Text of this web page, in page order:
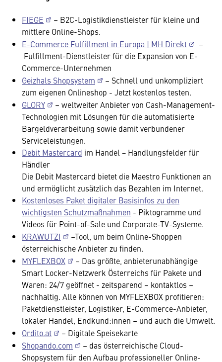
FIEGE
– B2C-Logistikdienstleister für kleine und
mittlere Online-Shops.
E-Commerce Fulfillment in Europa | MH Direkt
–
Fulfillment-Dienstleister für die Expansion von E-
Commerce-Unternehmen
Geizhals Shopsystem
– Schnell und unkompliziert
zum eigenen Onlineshop - Jetzt kostenlos testen.
GLORY
– weltweiter Anbieter von Cash-Management-
Technologien mit Lösungen für die automatisierte
Bargeldverarbeitung sowie damit verbundener
Serviceleistungen.
Debit Mastercard im Handel − Handlungsfelder für
Händler
Die Debit Mastercard bietet die Maestro Funktionen an
und ermöglicht zusätzlich das Bezahlen im Internet.
Kostenloses Paket digitaler Basisinfos zu den
wichtigsten Schutzmaßnahmen - Piktogramme und
Videos für Point-of-Sale und Corporate-TV-Systeme.
KRAWUTZI
–Tool, um beim Online-Shoppen
österreichische Anbieter zu finden.
MYFLEXBOX
– Das größte, anbieterunabhängige
Smart Locker-Netzwerk Österreichs für Pakete und
Waren: 24/7 geöffnet - zeitsparend – kontaktlos –
nachhaltig. Alle können von MYFLEXBOX profitieren:
Paketdienstleister, Logistiker, E-Commerce-Anbieter,
lokaler Handel, Endkund:innen – und auch die Umwelt.
Ordito.at
– Digitale Speisekarte
Shopando.com
– das österreichische Cloud-
Shopsystem für den Aufbau professioneller Online-